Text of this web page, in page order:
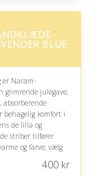
-
BLUE
er Naram-
glimrende julegave,
absorberende
behagelig komfort i
de lilla og
striber tilfører
og farve; vælg
400kr